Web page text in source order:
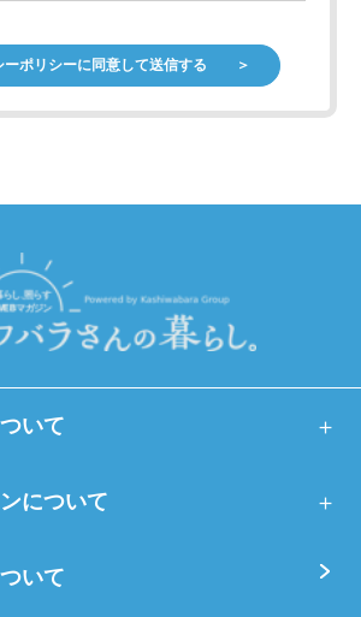
されるものとします。
と提携するサービス（以下、
「提携パートナー」といいま
規定は適用されません。これら
当該外部サービスを提供する事
めるプライバシーポリシー等を
い。
サービスにおいて、以下に定め
人情報（個人情報保護法第２条
れた「個人情報」をいいま
サービスをご利用いただく
いて
について
いて